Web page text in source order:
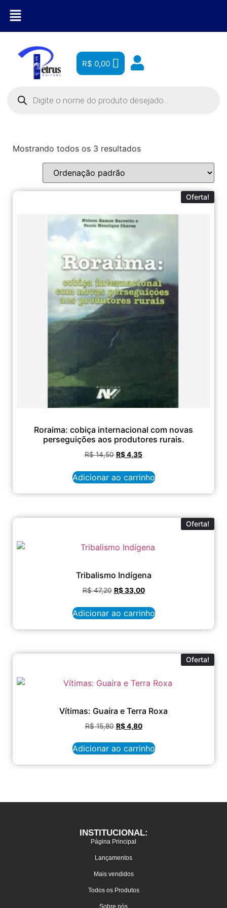
R$ 0,00
Mostrando todos os 3 resultados
Oferta!
Roraima: cobiça internacional com novas
perseguições aos produtores rurais.
R$14,50 R$4,35
Adicionar ao carrinho
Oferta!
Tribalismo Indígena
R$47,20 R$33,00
Adicionar ao carrinho
Oferta!
Vítimas: Guaíra e Terra Roxa
R$15,80 R$4,80
Adicionar ao carrinho
INSTITUCIONAL:
Página Principal
Lançamentos
Mais vendidos
Todos os Produtos
Sobre nós